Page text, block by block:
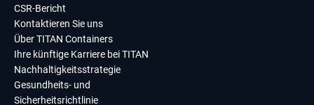
CSR-Bericht
Kontaktieren Sie uns
Über TITAN Containers
Ihre künftige Karriere bei TITAN
Nachhaltigkeitsstrategie
Gesundheits- und
Sicherheitsrichtlinie